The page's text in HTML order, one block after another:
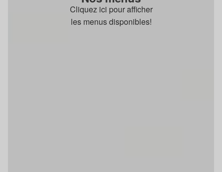
Cliquez ici pour afficher
les menus disponibles!